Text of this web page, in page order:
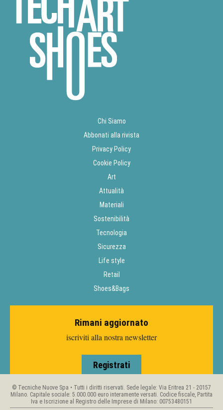
Chi Siamo
Abbonati alla rivista
Privacy Policy
Cookie Policy
Art
Attualità
Materiali
Sostenibilità
Tecnologia
Sicurezza
Life style
Retail
Shoes&Bags
Rimani aggiornato
iscriviti alla nostra newsletter
Registrati
© Tecniche Nuove Spa • Tutti i diritti riservati. Sede legale: Via Eritrea 21 - 20157
Milano. Capitale sociale: 5.000.000 euro interamente versati. Codice fiscale, Partita
Iva e Iscrizione al Registro delle Imprese di Milano: 00753480151